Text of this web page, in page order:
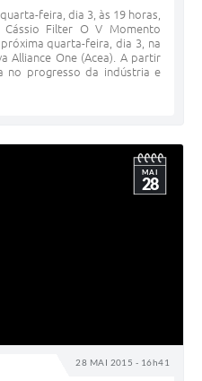
feira, dia 3, às 19 horas,
Filter O V Momento
quarta-feira, dia 3, na
Alliance One (Acea). A partir
no progresso da indústria e
28 MAI 2015 - 16h41
MAI
28